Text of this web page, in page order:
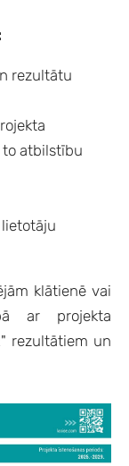
rezultātu
atbilstību
klātienē vai
ar projekta
rezultātiem un